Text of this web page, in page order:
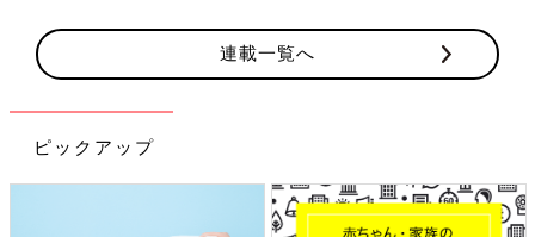
連載一覧へ
ピックアップ